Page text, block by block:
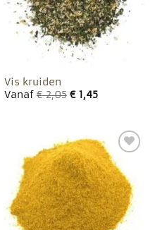
Vis kruiden
Vanaf€2,05 €1,45
Toevoegen
aan
favorieten